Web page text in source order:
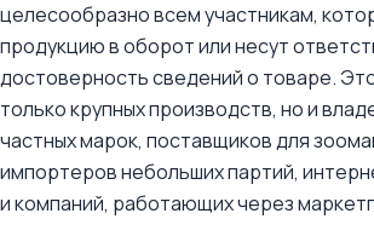
целесообразно всем участникам,
продукцию в оборот или несут
достоверность сведений о товаре.
только крупных производств, но и
частных марок, поставщиков для
импортеров небольших партий,
и компаний, работающих через